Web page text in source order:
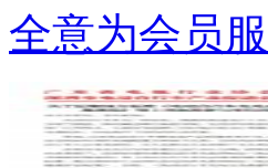
全意为会员